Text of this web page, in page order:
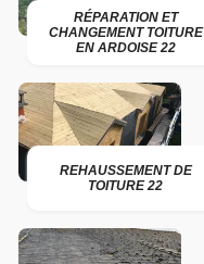
RÉPARATION ET
CHANGEMENT TOITURE
EN ARDOISE 22
REHAUSSEMENT DE
TOITURE 22